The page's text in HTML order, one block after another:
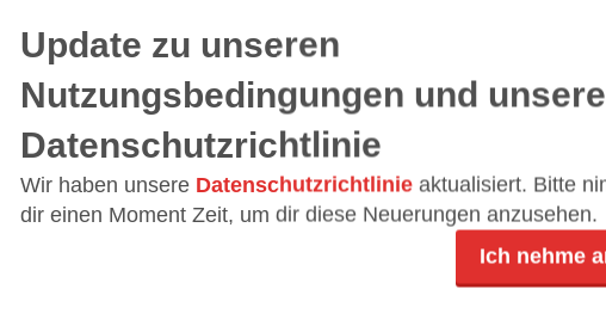
Update zu unseren
Nutzungsbedingungen und
Datenschutzrichtlinie
Wir haben unsere Datenschutzrichtlinie aktualisiert. Bitte
dir einen Moment Zeit, um dir diese Neuerungen anzusehen.
Ich nehme